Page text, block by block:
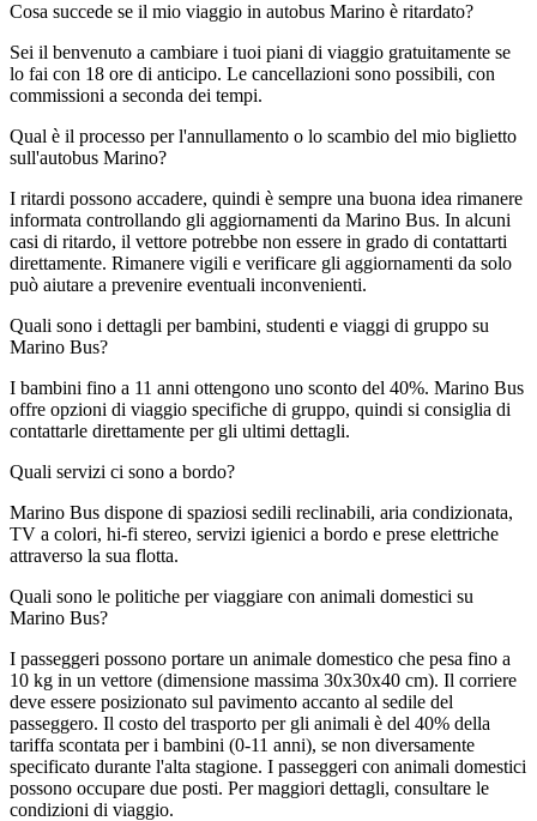
Cosa succede se il mio viaggio in autobus Marino è ritardato?
Sei il benvenuto a cambiare i tuoi piani di viaggio gratuitamente se
lo fai con 18 ore di anticipo. Le cancellazioni sono possibili, con
commissioni a seconda dei tempi.
Qual è il processo per l'annullamento o lo scambio del mio biglietto
sull'autobus Marino?
I ritardi possono accadere, quindi è sempre una buona idea rimanere
informata controllando gli aggiornamenti da Marino Bus. In alcuni
casi di ritardo, il vettore potrebbe non essere in grado di contattarti
direttamente. Rimanere vigili e verificare gli aggiornamenti da solo
può aiutare a prevenire eventuali inconvenienti.
Quali sono i dettagli per bambini, studenti e viaggi di gruppo su
Marino Bus?
I bambini fino a 11 anni ottengono uno sconto del 40%. Marino Bus
offre opzioni di viaggio specifiche di gruppo, quindi si consiglia di
contattarle direttamente per gli ultimi dettagli.
Quali servizi ci sono a bordo?
Marino Bus dispone di spaziosi sedili reclinabili, aria condizionata,
TV a colori, hi-fi stereo, servizi igienici a bordo e prese elettriche
attraverso la sua flotta.
Quali sono le politiche per viaggiare con animali domestici su
Marino Bus?
I passeggeri possono portare un animale domestico che pesa fino a
10 kg in un vettore (dimensione massima 30x30x40 cm). Il corriere
deve essere posizionato sul pavimento accanto al sedile del
passeggero. Il costo del trasporto per gli animali è del 40% della
tariffa scontata per i bambini (0-11 anni), se non diversamente
specificato durante l'alta stagione. I passeggeri con animali domestici
possono occupare due posti. Per maggiori dettagli, consultare le
condizioni di viaggio.